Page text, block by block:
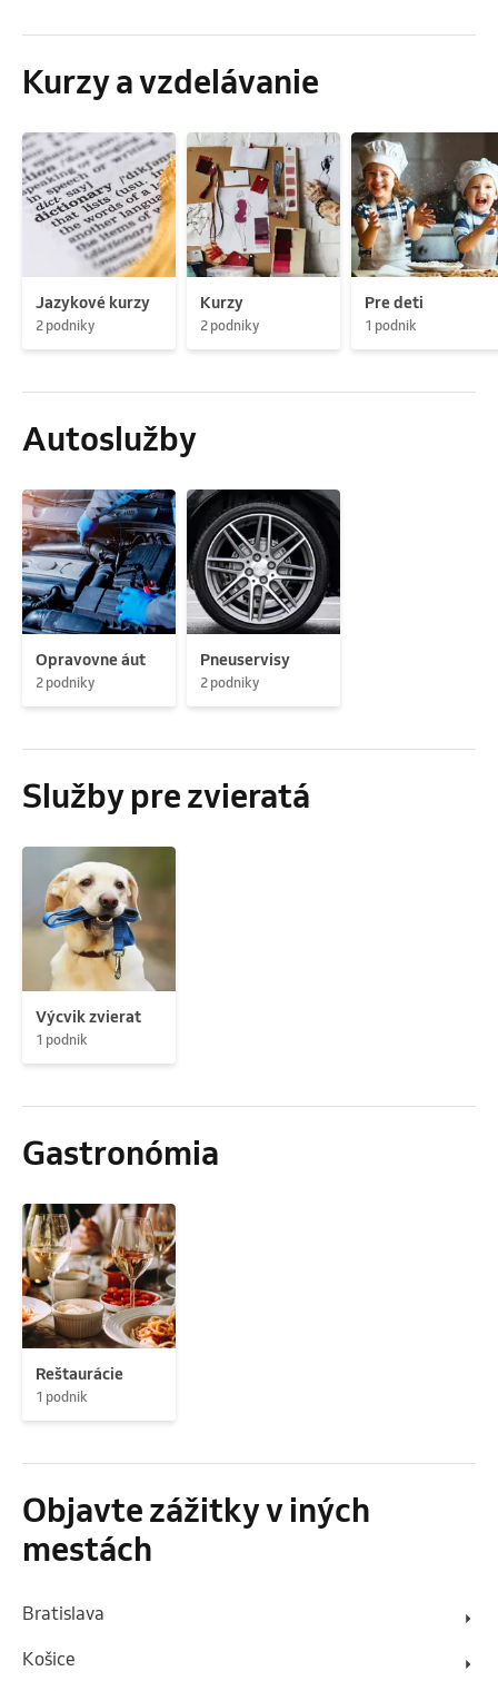
Kurzy a vzdelávanie
Jazykové kurzy
2 podniky
Kurzy
2 podniky
Pre deti
1 podnik
Autoslužby
Opravovne áut
2 podniky
Pneuservisy
2 podniky
Služby pre zvieratá
Výcvik zvierat
1 podnik
Gastronómia
Reštaurácie
1 podnik
Objavte zážitky v iných
mestách
Bratislava
Košice